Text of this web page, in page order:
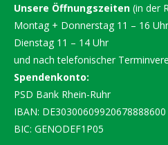
Unsere Öffnungszeiten (in der
Montag + Donnerstag 11 – 16 Uhr
Dienstag 11 – 14 Uhr
und nach telefonischer
Spendenkonto:
PSD Bank Rhein-Ruhr
IBAN: DE30300609920678888600
BIC: GENODEF1P05